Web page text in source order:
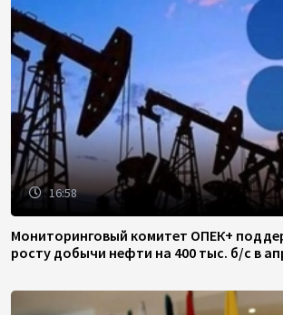
16:58
Мониторинговый комитет ОПЕК+
росту добычи нефти на 400 тыс. б/с в